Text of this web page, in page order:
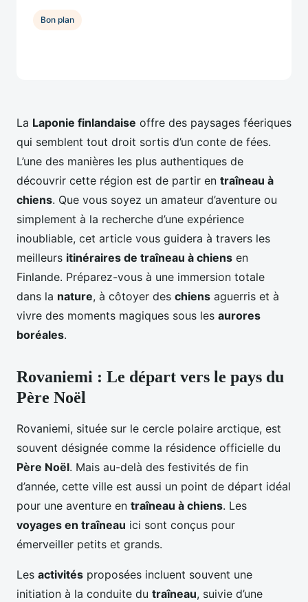
La Laponie finlandaise offre des paysages féeriques
qui semblent tout droit sortis d’un conte de fées.
L’une des manières les plus authentiques de
découvrir cette région est de partir en traîneau à
chiens. Que vous soyez un amateur d’aventure ou
simplement à la recherche d’une expérience
inoubliable, cet article vous guidera à travers les
meilleurs itinéraires de traîneau à chiens en
Finlande. Préparez-vous à une immersion totale
dans la nature, à côtoyer des chiens aguerris et à
vivre des moments magiques sous les aurores
boréales.
Rovaniemi : Le départ vers le pays du
Père Noël
Rovaniemi, située sur le cercle polaire arctique, est
souvent désignée comme la résidence officielle du
Père Noël. Mais au-delà des festivités de fin
d’année, cette ville est aussi un point de départ idéal
pour une aventure en traîneau à chiens. Les
voyages en traîneau ici sont conçus pour
émerveiller petits et grands.
Les activités proposées incluent souvent une
initiation à la conduite du traîneau, suivie d’une
Bon plan